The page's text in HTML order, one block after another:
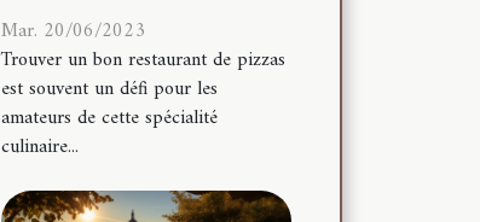
Mar. 20/06/2023
Trouver un bon restaurant de pizzas
est souvent un défi pour les
amateurs de cette spécialité
culinaire...